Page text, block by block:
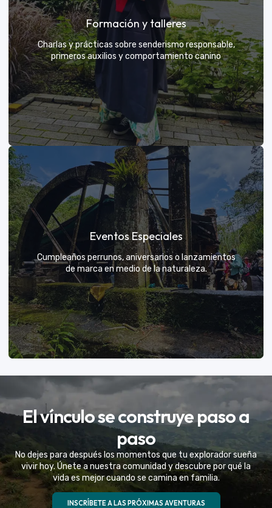
Tú eliges el parche y nosotros nos encargamos de
una aventura exclusiva
Formación y talleres
Charlas y prácticas sobre senderismo responsable,
primeros auxilios y comportamiento canino
Formación y talleres
Aprende de expertos a ser el mejor guía para tu
propio explorador
VER MÁS
Eventos Especiales
Cumpleaños perrunos, aniversarios o lanzamientos
de marca en medio de la naturaleza.
Eventos Especiales
Celebramos la vida de tu mejor amigo con una
experiencia fuera de serie
VER MÁS
El vínculo se construye paso a
paso
No dejes para después los momentos que tu explorador sueña
vivir hoy. Únete a nuestra comunidad y descubre por qué la
vida es mejor cuando se camina en familia.
INSCRÍBETE A LAS PRÓXIMAS AVENTURAS